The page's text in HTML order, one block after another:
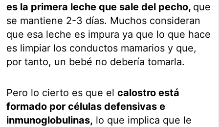
es la primera leche que sale del pecho, que
se mantiene 2-3 días. Muchos consideran
que esa leche es impura ya que lo que hace
es limpiar los conductos mamarios y que,
por tanto, un bebé no debería tomarla.
Pero lo cierto es que elcalostro está
formado por células defensivas e
inmunoglobulinas, lo que implica que le